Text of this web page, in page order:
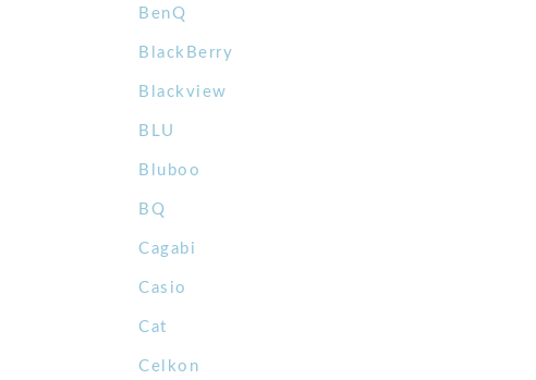
BenQ
BlackBerry
Blackview
BLU
Bluboo
BQ
Cagabi
Casio
Cat
Celkon